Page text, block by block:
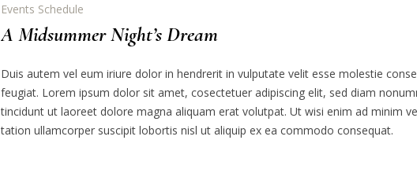
Events Schedule
A Midsummer Night’s Dream
Duis autem vel eum iriure dolor in hendrerit in vulputate velit esse molestie
feugiat. Lorem ipsum dolor sit amet, cosectetuer adipiscing elit, sed diam
tincidunt ut laoreet dolore magna aliquam erat volutpat. Ut wisi enim ad minim
tation ullamcorper suscipit lobortis nisl ut aliquip ex ea commodo consequat.